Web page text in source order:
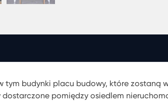
tym budynki placu budowy, które zostaną
dostarczone pomiędzy osiedlem